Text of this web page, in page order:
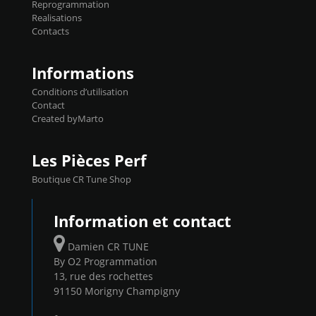
Reprog SP 98 sur le calculateur d'origine
450€ TTC Un gain d'environ 10cv et 15nm
Reprogrammation
Realisations
Contacts
Informations
Conditions d’utilisation
Contact
Created byMarto
Les Pièces Perf
Boutique CR Tune Shop
Information et contact
Damien CR TUNE
By O2 Programmation
13, rue des rochettes
91150 Morigny Champigny